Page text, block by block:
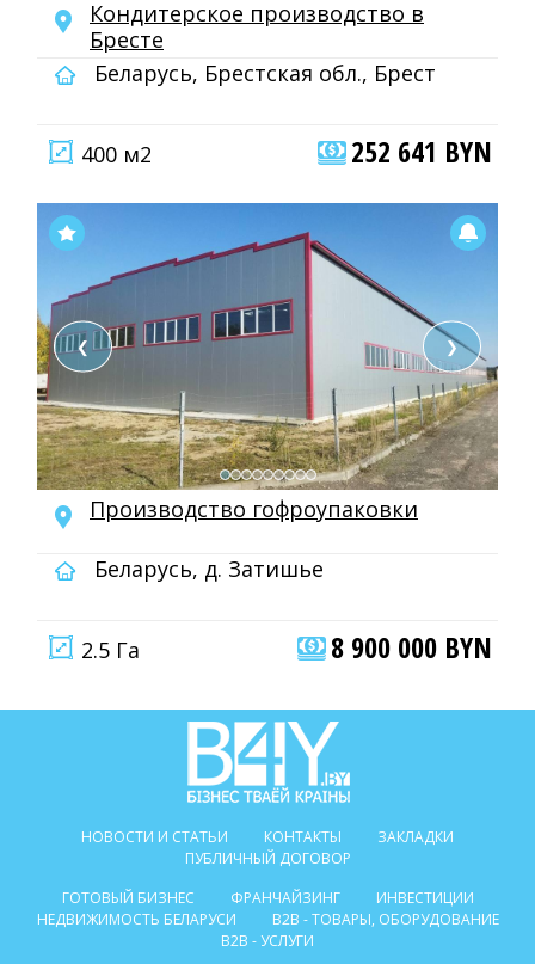
Кондитерское производство в
Бресте
Беларусь, Брестская обл., Брест
400 м2 252 641 BYN
❮ ❯
Производство гофроупаковки
Беларусь, д. Затишье
2.5 Га 8 900 000 BYN
НОВОСТИ И СТАТЬИ КОНТАКТЫ
ЗАКЛАДКИ
ПУБЛИЧНЫЙ ДОГОВОР
ГОТОВЫЙ БИЗНЕС
ФРАНЧАЙЗИНГ
ИНВЕСТИЦИИ
НЕДВИЖИМОСТЬ БЕЛАРУСИ
B2B - ТОВАРЫ, ОБОРУДОВАНИЕ
B2B - УСЛУГИ